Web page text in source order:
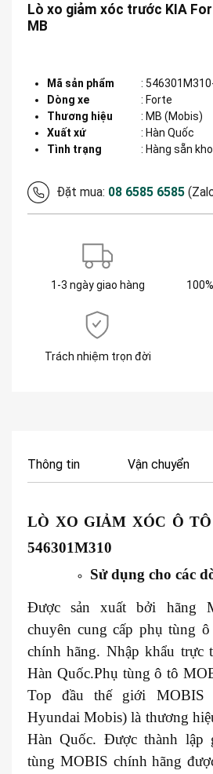
Lò xo giảm xóc trước KIA
MB
Mã sản phẩm :
Dòng xe
: Forte
Thương hiệu
: MB (Mobis)
Xuất xứ
: Hàn Quốc
Tình trạng
: Hàng sẵn kho
Đặt mua: 08 6585 6585
1-3 ngày giao hàng
Trách nhiệm trọn đời
Thông tin Vận chuyển
LÒ XO GIẢM XÓC Ô
546301M310
Sử dụng cho các
Được sản xuất bởi hãng
chuyên cung cấp phụ tùng
chính hãng. Nhập khẩu trực
Hàn Quốc.Phụ tùng ô tô
Top đầu thế giới
Hyundai Mobis) là thương
Hàn Quốc. Được thành lập
tùng MOBIS chính hãng